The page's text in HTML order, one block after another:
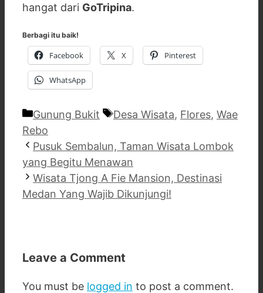
hangat dari GoTripina.
Berbagi itu baik!
Facebook X Pinterest
WhatsApp
Categories
Gunung Bukit Tags
Desa Wisata, Flores, Wae
Rebo
Pusuk Sembalun, Taman Wisata Lombok
yang Begitu Menawan
Wisata Tjong A Fie Mansion, Destinasi
Medan Yang Wajib Dikunjungi!
Leave a Comment
You must be logged in to post a comment.